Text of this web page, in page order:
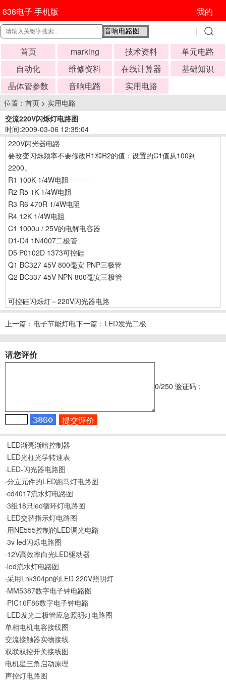
838电子 手机版 我的
首页 marking 技术资料
单元电路
自动化
维修资料 在线计算器
基础知识
晶体管参数
音响电路 实用电路
位置： 首页 > 实用电路
交流220V闪烁灯电路图
时间:2009-03-06 12:35:04
220V闪光器电路
要改变闪烁频率不要修改R1和R2的值：设置的C1值从100到
2200。
R1 100K 1/4W电阻
R2 R5 1K 1/4W电阻
R3 R6 470R 1/4W电阻
R4 12K 1/4W电阻
C1 1000u / 25V的电解电容器
D1-D4 1N4007二极管
D5 P0102D 1373可控硅
Q1 BC327 45V 800毫安 PNP三极管
Q2 BC337 45V NPN 800毫安三极管
可控硅闪烁灯－220V闪光器电路
上一篇： 电子节能灯电
路图
下一篇： LED发光二极
管闪烁灯电路图
请您评价
0/250 验证码：
·LED渐亮渐暗控制器
·LED光柱光学转速表
·LED-闪光器电路图
·分立元件的LED跑马灯电路图
·cd4017流水灯电路图
·3组18只led循环灯电路图
·LED交替指示灯电路图
·用NE555控制的LED调光电路
·3v led闪烁电路图
·12V高效率白光LED驱动器
·led流水灯电路图
·采用Lnk304pn的LED 220V照明灯
·MM5387数字电子钟电路图
·PIC16F86数字电子钟电路
·LED发光二极管应急照明灯电路图
单相电机电容接线图
交流接触器实物接线
双联双控开关接线图
电机星三角启动原理
声控灯电路图